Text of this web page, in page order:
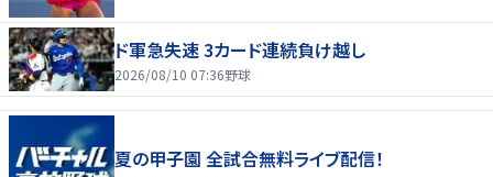
ド軍急失速 3カード連続負け越し
2026/08/10 07:36野球
夏の甲子園 全試合無料ライブ配信！